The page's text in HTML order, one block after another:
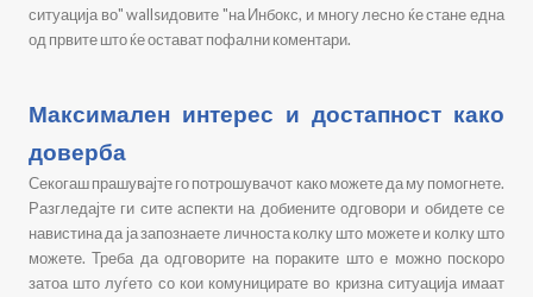
ситуација во" wallsидовите "на Инбокс, и многу лесно ќе стане една
од првите што ќе остават пофални коментари.
Максимален интерес и достапност како
доверба
Секогаш прашувајте го потрошувачот како можете да му помогнете.
Разгледајте ги сите аспекти на добиените одговори и обидете се
навистина да ја запознаете личноста колку што можете и колку што
можете. Треба да одговорите на пораките што е можно поскоро
затоа што луѓето со кои комуницирате во кризна ситуација имаат